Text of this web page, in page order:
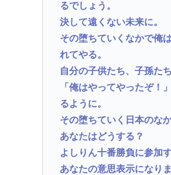
るでしょう。
決して遠くない未来に。
その堕ちていくなかで俺
れてやる。
自分の子供たち、子孫た
「俺はやってやったぞ！
るように。
その堕ちていく日本のな
あなたはどうする？
よしりん十番勝負に参加
あなたの意思表示になりま